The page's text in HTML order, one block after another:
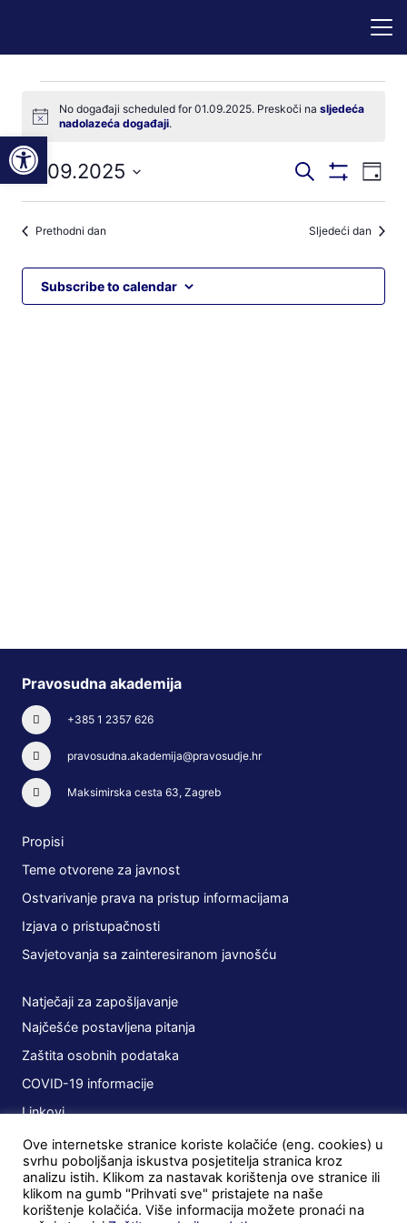
Događaji
for
01.09.2025
Notice
No događaji scheduled for 01.09.2025. Preskoči na sljedeća
nadolazeća događaji.
Događaji
pretraga
Pretraži
Filtere
Dan
01.09.2025
Odaberite
datum.
Prethodni dan Sljedeći dan
Subscribe to calendar
Pravosudna akademija
+385 1 2357 626
pravosudna.akademija@pravosudje.hr
Maksimirska cesta 63, Zagreb
Propisi
Teme otvorene za javnost
Ostvarivanje prava na pristup informacijama
Izjava o pristupačnosti
Savjetovanja sa zainteresiranom javnošću
Natječaji za zapošljavanje
Najčešće postavljena pitanja
Zaštita osobnih podataka
COVID-19 informacije
Linkovi
Planovi
Javna nabava
Ugovori
Ove internetske stranice koriste kolačiće (eng. cookies) u
svrhu poboljšanja iskustva posjetitelja stranica kroz
analizu istih. Klikom za nastavak korištenja ove stranice ili
klikom na gumb "Prihvati sve" pristajete na naše
korištenje kolačića. Više informacija možete pronaći na
Open toolbar